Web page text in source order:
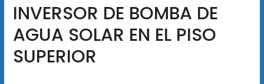
INVERSOR DE BOMBA DE
AGUA SOLAR EN EL PISO
SUPERIOR